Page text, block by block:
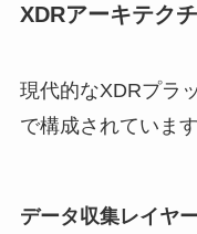
XDRアーキテク
現代的なXDRプラ
で構成されています
データ収集レイヤー